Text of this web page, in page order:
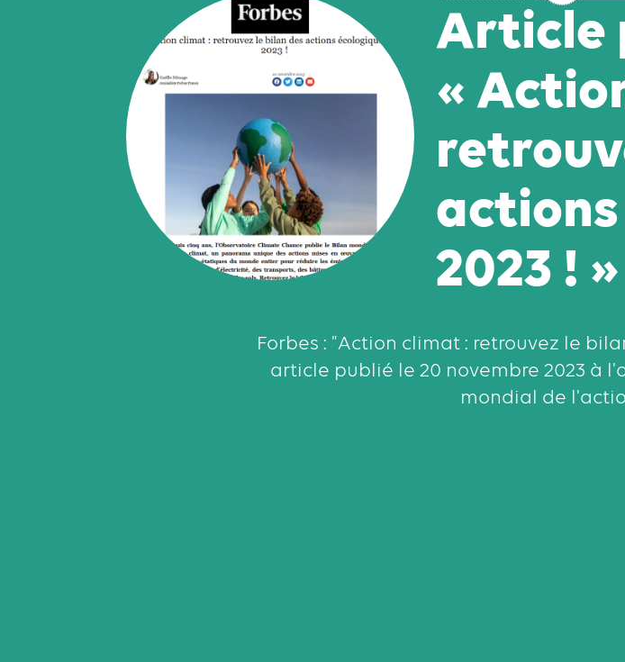
Article
«
2023 ! »
Forbes : "Action climat : retrouvez le
article publié le 20 novembre 2023 à
mondial de